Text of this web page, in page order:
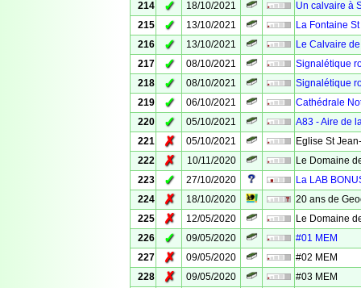
214
✓ 18/10/2021
Un calvaire à
215
✓ 13/10/2021
La Fontaine
216
✓ 13/10/2021
Le Calvaire
217
✓ 08/10/2021
Signalétique
218
✓ 08/10/2021
Signalétique
219
✓ 06/10/2021
Cathédrale
220
✓ 05/10/2021
A83 - Aire de
221
✗ 05/10/2021
Eglise St
222
✗ 10/11/2020
Le Domaine
223
✓ 27/10/2020
La LAB
224
✗ 18/10/2020
20 ans de
225
✗ 12/05/2020
Le Domaine
226
✓ 09/05/2020
#01 MEM
227
✗ 09/05/2020
#02 MEM
228
✗ 09/05/2020
#03 MEM